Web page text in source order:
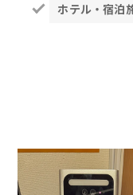
ホテル・宿泊